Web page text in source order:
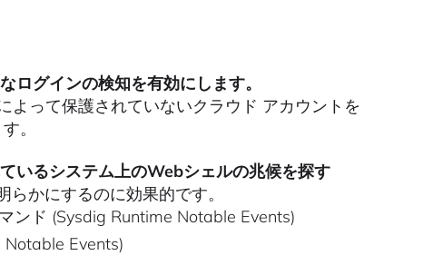
ログインの検知を有効にします。
よって保護されていないクラウド アカウントを
。
いるシステム上のWebシェルの兆候を探す
かにするのに効果的です。
ンド (Sysdig Runtime Notable Events)
Events)